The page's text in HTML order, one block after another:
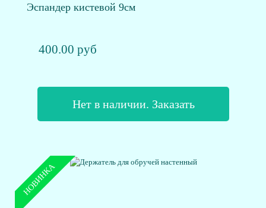
Эспандер кистевой 9см
400.00 руб
Нет в наличии. Заказать
НОВИНКА